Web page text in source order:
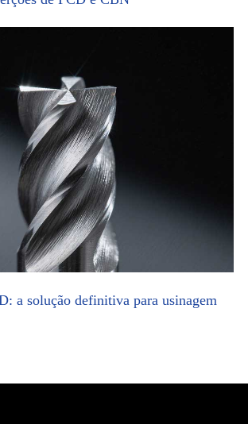
a solução definitiva para usinagem